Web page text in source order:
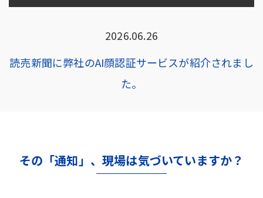
2026.06.26
読売新聞に弊社のAI顔認証サービスが紹介されまし
た。
その「通知」、現場は気づいていますか？